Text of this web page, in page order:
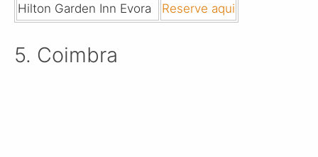
Hilton Garden Inn Evora
Reserve aqui
5. Coimbra